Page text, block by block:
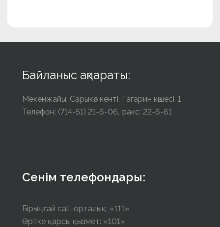
Байланыс ақпараты:
Мекенжайы: Сарыкөл кенті, Гагарин көшесі, 1
Телефон: (714-51) 21-6-06, факс: 22-6-61
Сенім телефондары:
Бірыңғай call-орталық: «111»
Өртке қарсы қызмет: «101»